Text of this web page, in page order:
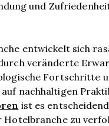
und
entwickelt sich
veränderte
Fortschritte
nachhaltigen
ist es
Hotelbranche zu